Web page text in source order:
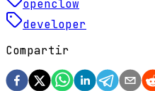
openclow
developer
Compartir